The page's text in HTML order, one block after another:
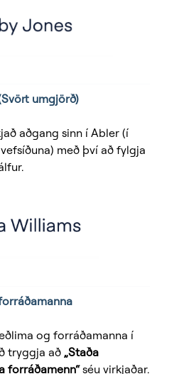
umgjörð)
aðgang sinn í Abler (í
með því að fylgja
og forráðamanna í
tryggja að „Staða
forráðamenn“séu virkjaðar.